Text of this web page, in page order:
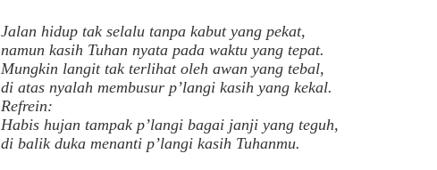
Jalan hidup tak selalu tanpa kabut yang pekat,
namun kasih Tuhan nyata pada waktu yang tepat.
Mungkin langit tak terlihat oleh awan yang tebal,
di atas nyalah membusur p’langi kasih yang kekal.
Refrein:
Habis hujan tampak p’langi bagai janji yang teguh,
di balik duka menanti p’langi kasih Tuhanmu.